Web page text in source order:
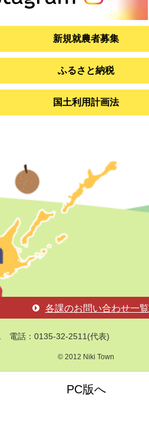
新規就農者募集
ふるさと納税
国土利用計画法
各課のお問い合わせ一覧
電話：0135-32-2511(代表)
© 2012 Niki Town
PC版へ